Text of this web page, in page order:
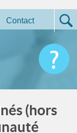
Contact
(hors